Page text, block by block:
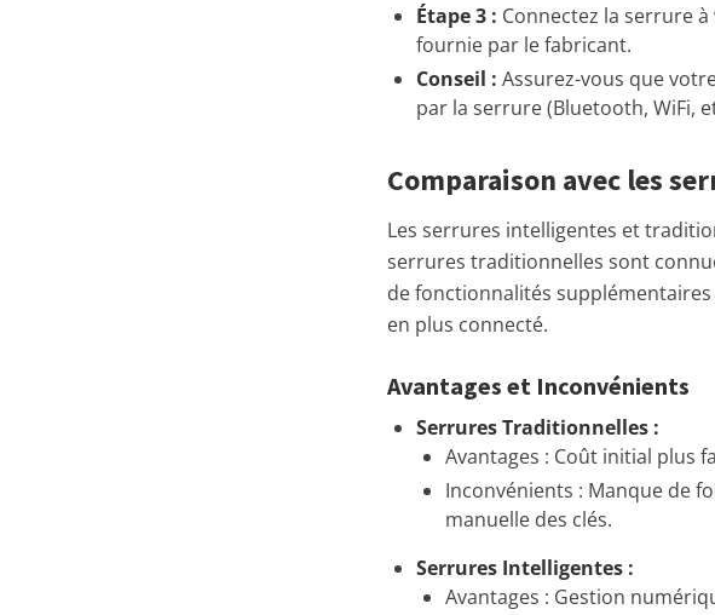
Étape 3 : Connectez la serrure
fournie par le fabricant.
Conseil : Assurez-vous que
par la serrure (Bluetooth, WiFi,
Comparaison avec les
Les serrures intelligentes et
serrures traditionnelles sont
de fonctionnalités
en plus connecté.
Avantages et Inconvénients
Serrures Traditionnelles :
Avantages : Coût initial plus
Inconvénients : Manque de
manuelle des clés.
Serrures Intelligentes :
Avantages : Gestion